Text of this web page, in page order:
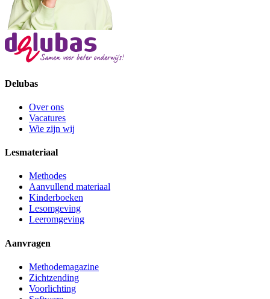
Delubas
Over ons
Vacatures
Wie zijn wij
Lesmateriaal
Methodes
Aanvullend materiaal
Kinderboeken
Lesomgeving
Leeromgeving
Aanvragen
Methodemagazine
Zichtzending
Voorlichting